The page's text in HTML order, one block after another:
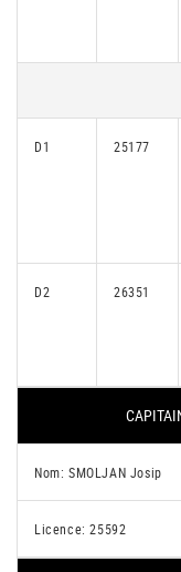
D1 25177
D2 26351
Nom: SMOLJAN Josip
Licence: 25592